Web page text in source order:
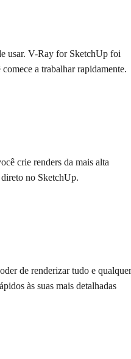
usar. V-Ray for SketchUp foi
a trabalhar rapidamente.
crie renders da mais alta
no SketchUp.
de renderizar tudo e qualquer
às suas mais detalhadas